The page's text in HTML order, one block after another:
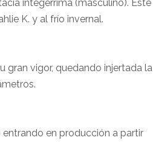
integérrima (masculino). Este
K. y al frío invernal.
gran vigor, quedando injertada la
en producción a partir